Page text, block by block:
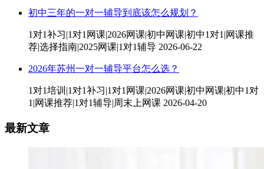
初中三年的一对一辅导到底该怎么规划？
1对1补习|1对1网课|2026网课|初中网课|初中1对1|网课推
荐|选择指南|2025网课|1对1辅导 2026-06-22
2026年苏州一对一辅导平台怎么选？
1对1培训|1对1补习|1对1网课|2026网课|初中网课|初中1对
1|网课推荐|1对1辅导|周末上网课 2026-04-20
最新文章